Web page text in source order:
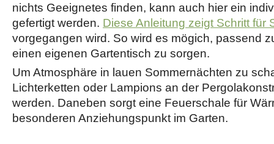
nichts Geeignetes finden, kann auch hier ein
gefertigt werden. Diese Anleitung zeigt Schritt für
vorgegangen wird. So wird es mögich, passend
einen eigenen Gartentisch zu sorgen.
Um Atmosphäre in lauen Sommernächten zu
Lichterketten oder Lampions an der
werden. Daneben sorgt eine Feuerschale für
besonderen Anziehungspunkt im Garten.